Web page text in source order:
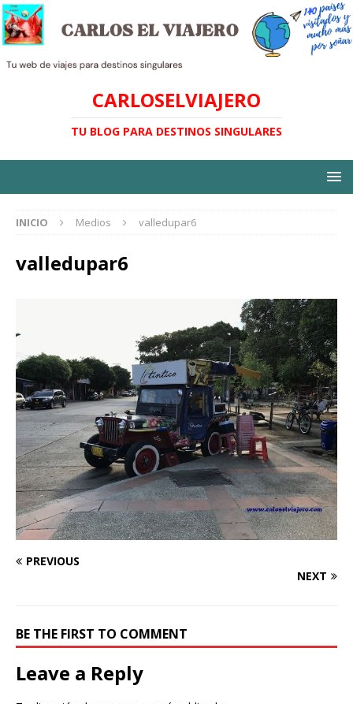
CARLOSELVIAJERO
TU BLOG PARA DESTINOS SINGULARES
INICIO Medios valledupar6
valledupar6
PREVIOUS
NEXT
BE THE FIRST TO COMMENT
Leave a Reply